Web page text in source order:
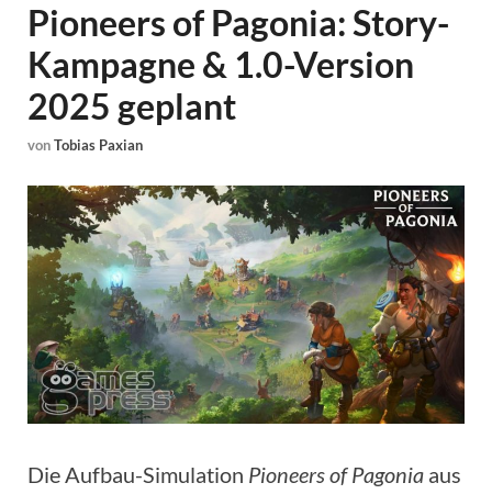
Pioneers of Pagonia: Story-
Kampagne & 1.0-Version
2025 geplant
vonTobias Paxian
Die Aufbau-Simulation Pioneers of Pagonia aus